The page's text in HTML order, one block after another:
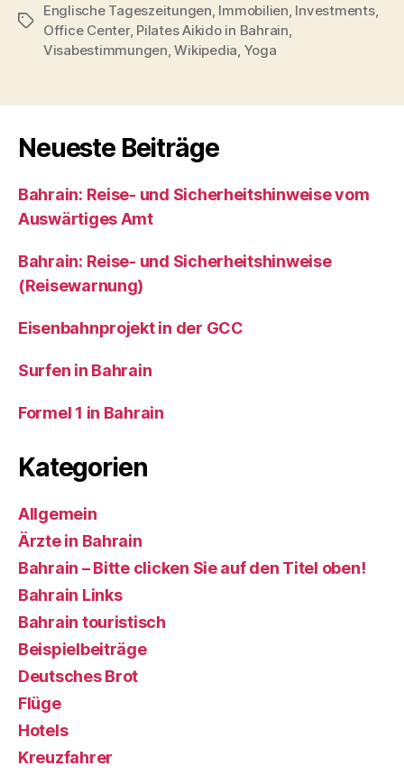
Schlagwörter
Englische Tageszeitungen Immobilien Investments,
Office Center, Pilates Aikido in Bahrain
Visabestimmungen ,Wikipedia Yoga
Neueste Beiträge
Bahrain: Reise- und Sicherheitshinweise vom
Auswärtiges Amt
Bahrain: Reise- und Sicherheitshinweise
(Reisewarnung)
Eisenbahnprojekt in der GCC
Surfen in Bahrain
Formel 1 in Bahrain
Kategorien
Allgemein
Ärzte in Bahrain
Bahrain – Bitte clicken Sie auf den Titel oben!
Bahrain Links
Bahrain touristisch
Beispielbeiträge
Deutsches Brot
Flüge
Hotels
Kreuzfahrer